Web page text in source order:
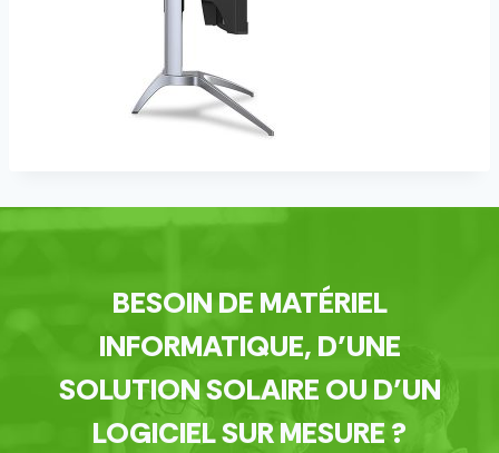
BESOIN DE MATÉRIEL
INFORMATIQUE, D’UNE
SOLUTION SOLAIRE OU D’UN
LOGICIEL SUR MESURE ?